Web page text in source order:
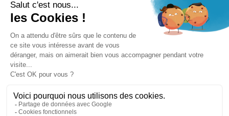
Mentions légales
Conditions générales de ventes